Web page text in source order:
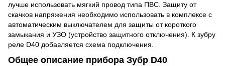
лучше использовать мягкий провод типа ПВС. Защиту от
скачков напряжения необходимо использовать в комплексе с
автоматическим выключателем для защиты от короткого
замыкания и УЗО (устройство защитного отключения). К зубру
реле D40 добавляется схема подключения.
Общее описание прибора Зубр D40